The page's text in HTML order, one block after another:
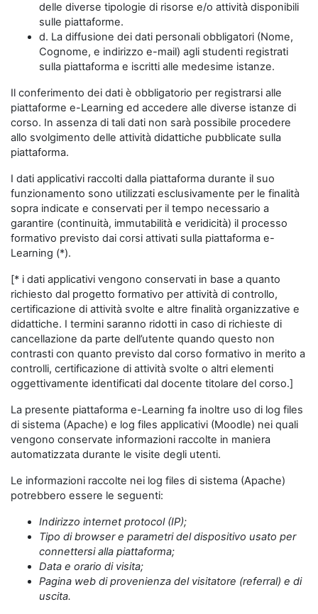
delle diverse tipologie di risorse e/o attività disponibili
sulle piattaforme.
d. La diffusione dei dati personali obbligatori (Nome,
Cognome, e indirizzo e-mail) agli studenti registrati
sulla piattaforma e iscritti alle medesime istanze.
Il conferimento dei dati è obbligatorio per registrarsi alle
piattaforme e-Learning ed accedere alle diverse istanze di
corso. In assenza di tali dati non sarà possibile procedere
allo svolgimento delle attività didattiche pubblicate sulla
piattaforma.
I dati applicativi raccolti dalla piattaforma durante il suo
funzionamento sono utilizzati esclusivamente per le finalità
sopra indicate e conservati per il tempo necessario a
garantire (continuità, immutabilità e veridicità) il processo
formativo previsto dai corsi attivati sulla piattaforma e-
Learning (*).
[* i dati applicativi vengono conservati in base a quanto
richiesto dal progetto formativo per attività di controllo,
certificazione di attività svolte e altre finalità organizzative e
didattiche. I termini saranno ridotti in caso di richieste di
cancellazione da parte dell’utente quando questo non
contrasti con quanto previsto dal corso formativo in merito a
controlli, certificazione di attività svolte o altri elementi
oggettivamente identificati dal docente titolare del corso.]
La presente piattaforma e-Learning fa inoltre uso di log files
di sistema (Apache) e log files applicativi (Moodle) nei quali
vengono conservate informazioni raccolte in maniera
automatizzata durante le visite degli utenti.
Le informazioni raccolte nei log files di sistema (Apache)
potrebbero essere le seguenti:
Indirizzo internet protocol (IP);
Tipo di browser e parametri del dispositivo usato per
connettersi alla piattaforma;
Data e orario di visita;
Pagina web di provenienza del visitatore (referral) e di
uscita.